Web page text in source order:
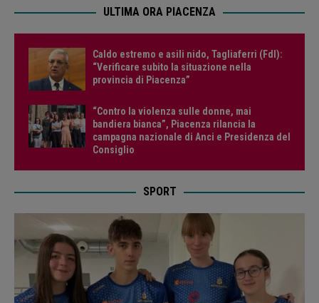
ULTIMA ORA PIACENZA
Caldo estremo e asili nido, Tagliaferri (FdI):
“Verificare subito la situazione nella
provincia di Piacenza”
“Contro la violenza sulle donne, mai
bandiera bianca”, Piacenza rilancia la
campagna nazionale di Anci e Presidenza del
Consiglio
SPORT